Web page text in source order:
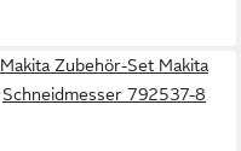
Makita Zubehör-Set Makita
Schneidmesser 792537-8